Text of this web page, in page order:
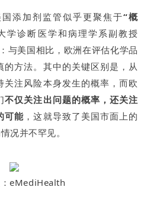
国添加剂监管似乎更聚焦于“概
学诊断医学和病理学系副教授
与美国相比，欧洲在评估化学品
方法。其中的关键区别是，从
注风险本身发生的概率，而欧
不仅关注出问题的概率，还关注
可能 ，这就导致了美国市面上的
况并不罕见。
eMediHealth